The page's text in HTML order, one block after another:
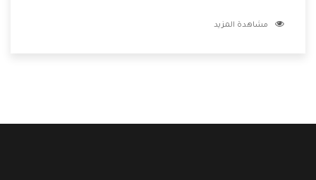
الشركة بها والتى تكون منها خدمة الصيانة التى تكون من أهم
مشاهدة المزيد